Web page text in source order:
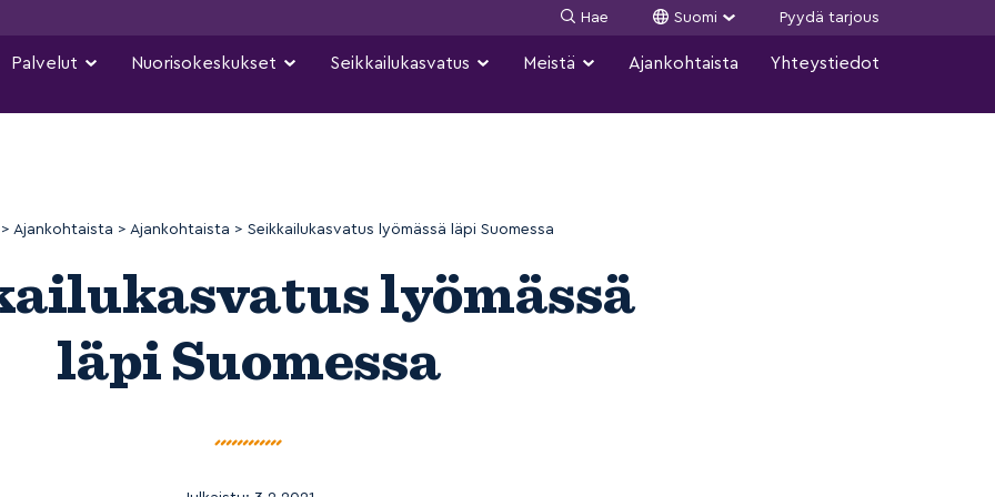
Hae Suomi Pyydä tarjous
Palvelut Nuorisokeskukset Seikkailukasvatus Meistä Ajankohtaista Yhteystiedot
> Ajankohtaista > Ajankohtaista > Seikkailukasvatus lyömässä läpi Suomessa
lyömässä
läpi Suomessa